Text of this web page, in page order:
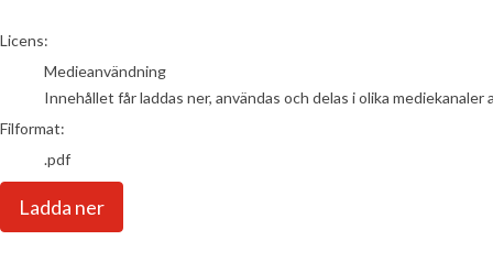
go to media item
Licens:
Medieanvändning
Innehållet får laddas ner, användas och delas i olika
Filformat:
.pdf
Ladda ner